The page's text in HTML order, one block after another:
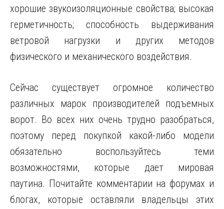
хорошие звукоизоляционные свойства; высокая
герметичность; способность выдерживания
ветровой нагрузки и других методов
физического и механического воздействия.
Сейчас существует огромное количество
различных марок производителей подъемных
ворот. Во всех них очень трудно разобраться,
поэтому перед покупкой какой-либо модели
обязательно воспользуйтесь теми
возможностями, которые дает мировая
паутина. Почитайте комментарии на форумах и
блогах, которые оставляли владельцы этих